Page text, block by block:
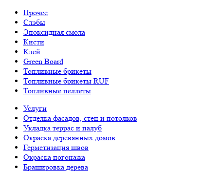
Прочее
Слэбы
Эпоксидная смола
Кисти
Клей
Green Board
Топливные брикеты
Топливные брикеты RUF
Топливные пеллеты
Услуги
Отделка фасадов, стен и потолков
Укладка террас и палуб
Окраска деревянных домов
Герметизация швов
Окраска погонажа
Брашировка дерева